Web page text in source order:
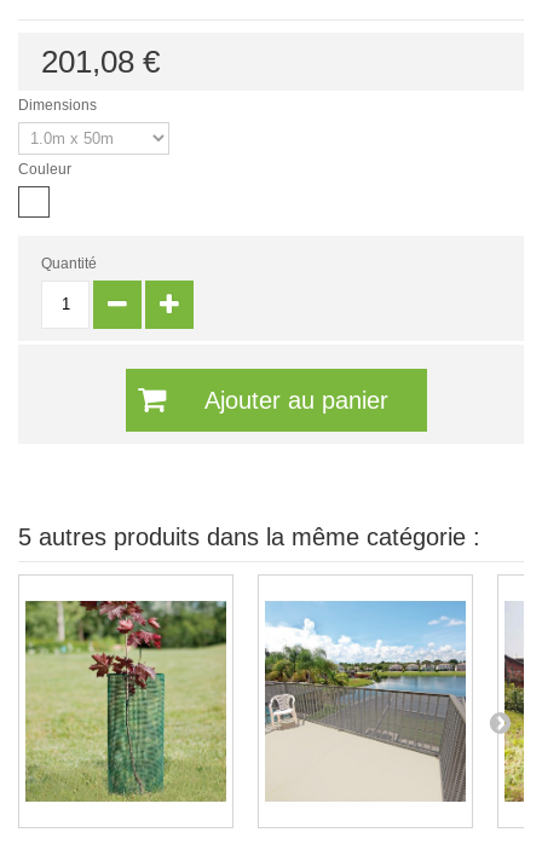
201,08 €
Dimensions
Couleur
Quantité
Ajouter au panier
5 autres produits dans la même catégorie :